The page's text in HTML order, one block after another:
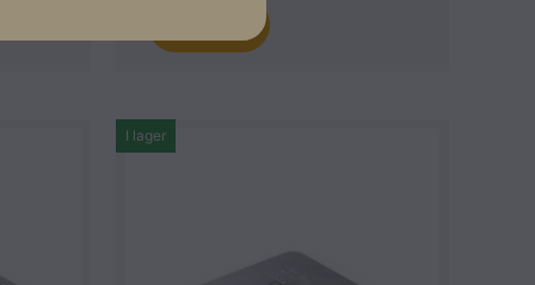
I lager